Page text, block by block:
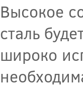
Высокое
сталь
широко